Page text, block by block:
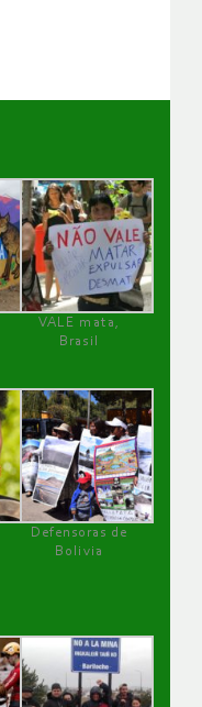
VALE mata,
Brasil
Defensoras de
Bolivia